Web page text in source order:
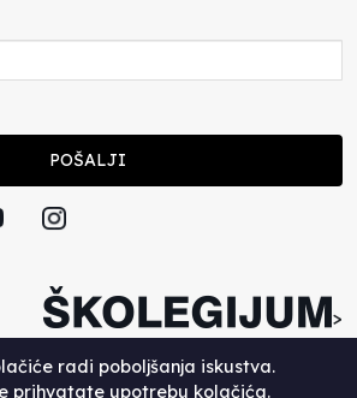
POŠALJI
>
Copyright (c) 2026. Školegijum.
radi poboljšanja iskustva.
prihvatate upotrebu kolačića.